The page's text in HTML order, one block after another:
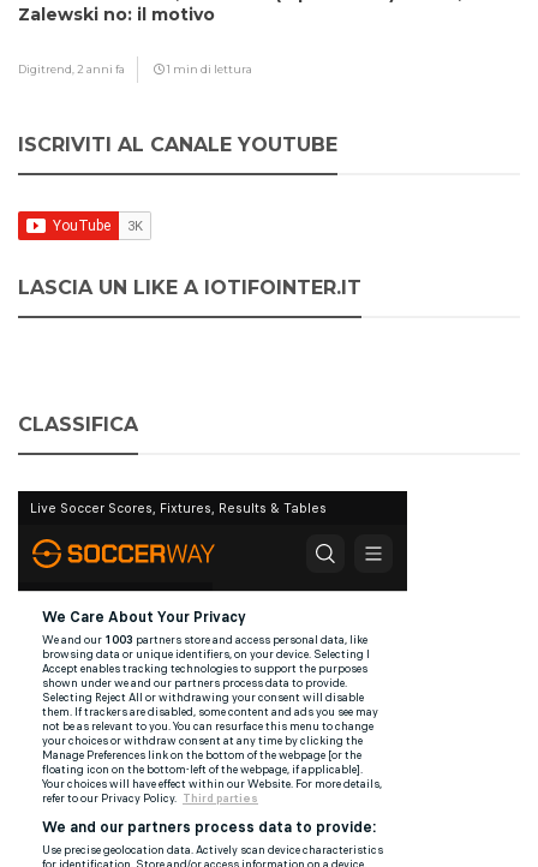
Zalewski no: il motivo
Digitrend, 2 anni fa 1 min di lettura
ISCRIVITI AL CANALE YOUTUBE
LASCIA UN LIKE A IOTIFOINTER.IT
CLASSIFICA